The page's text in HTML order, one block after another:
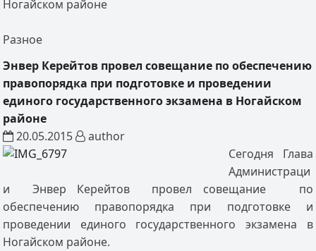
Ногайском районе
Разное
Энвер Керейтов провел совещание по обеспечению
правопорядка при подготовке и проведении
единого государственного экзамена в Ногайском
районе
20.05.2015
author
Сегодня Глава
Администраци
и Энвер Керейтов провел совещание по
обеспечению правопорядка при подготовке и
проведении единого государственного экзамена в
Ногайском районе.